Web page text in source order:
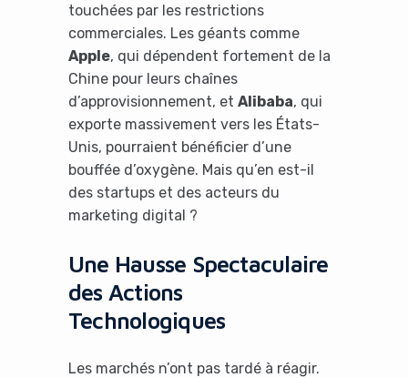
touchées par les restrictions
commerciales. Les géants comme
Apple, qui dépendent fortement de la
Chine pour leurs chaînes
d’approvisionnement, et Alibaba, qui
exporte massivement vers les États-
Unis, pourraient bénéficier d’une
bouffée d’oxygène. Mais qu’en est-il
des startups et des acteurs du
marketing digital ?
Une Hausse Spectaculaire
des Actions
Technologiques
Les marchés n’ont pas tardé à réagir.